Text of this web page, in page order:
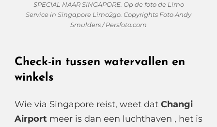
SPECIAL NAAR SINGAPORE. Op de foto de Limo
Service in Singapore Limo2go. Copyrights Foto Andy
Smulders / Persfoto.com
Check-in tussen watervallen en
winkels
Wie via Singapore reist, weet dat Changi
Airport meer is dan een luchthaven , het is